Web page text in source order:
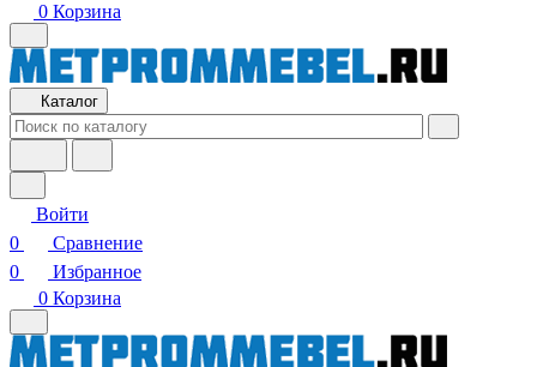
0 Корзина
Каталог
Войти
0
Сравнение
0
Избранное
0 Корзина